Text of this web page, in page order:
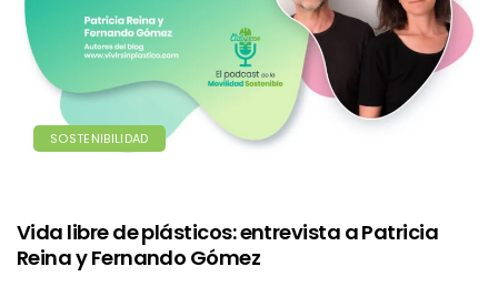
SOSTENIBILIDAD
Vida libre de plásticos: entrevista a Patricia
Reina y Fernando Gómez